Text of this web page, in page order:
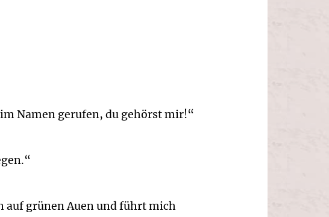
Namen gerufen, du gehörst mir!“
grünen Auen und führt mich